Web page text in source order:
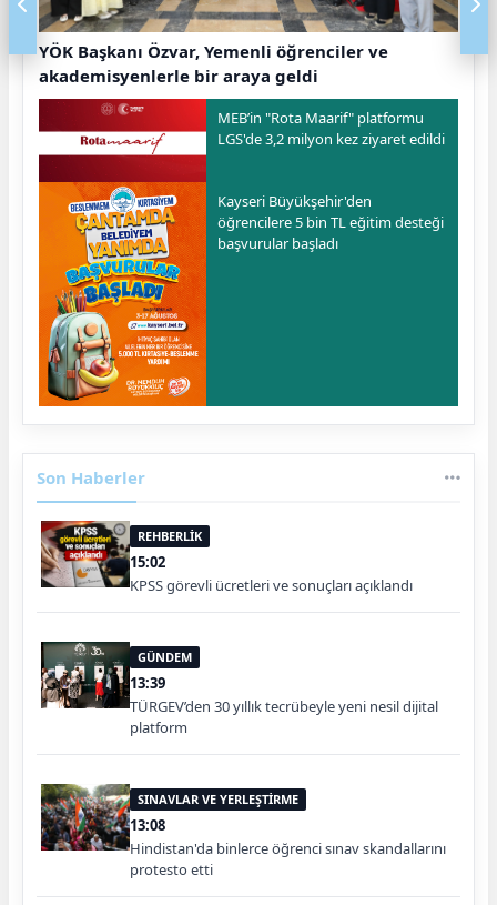
YÖK Başkanı Özvar, Yemenli öğrenciler ve
akademisyenlerle bir araya geldi
MEB’in "Rota Maarif" platformu
LGS'de 3,2 milyon kez ziyaret edildi
Kayseri Büyükşehir'den
öğrencilere 5 bin TL eğitim desteği
başvurular başladı
Son Haberler
REHBERLİK
15:02
KPSS görevli ücretleri ve sonuçları açıklandı
GÜNDEM
13:39
TÜRGEV’den 30 yıllık tecrübeyle yeni nesil dijital
platform
SINAVLAR VE YERLEŞTİRME
13:08
Hindistan'da binlerce öğrenci sınav skandallarını
protesto etti